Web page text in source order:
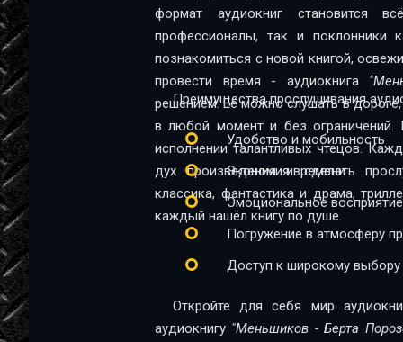
04_02
04_03
04_04
04_06
04_08
04_09
05_01
формат аудиокниг становится
профессионалы, так и поклонники качественной
познакомиться с новой книгой,
провести время - аудиокнига
решением. Её можно слушать в
в любой момент и без ограничений.
исполнении талантливых чтецов.
дух произведения и сделать
классика, фантастика и драма,
каждый нашёл книгу по душе.
Преимущества прослушивания
Удобство и мобильность
Экономия времени
Эмоциональное восприятие
Погружение в атмосферу
Доступ к широкому выбору
Откройте для себя мир
аудиокнигу "Меньшиков - Берта